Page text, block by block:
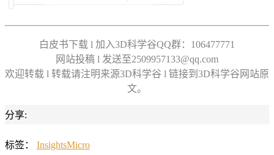
白皮书下载 l 加入3D科学谷QQ群：106477771
网站投稿 l 发送至2509957133@qq.com
欢迎转载 l 转载请注明来源3D科学谷 l 链接到3D科学谷网站原
文。
分享:
标签： InsightsMicro